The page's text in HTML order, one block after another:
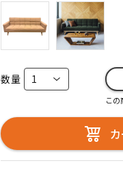
数量
この